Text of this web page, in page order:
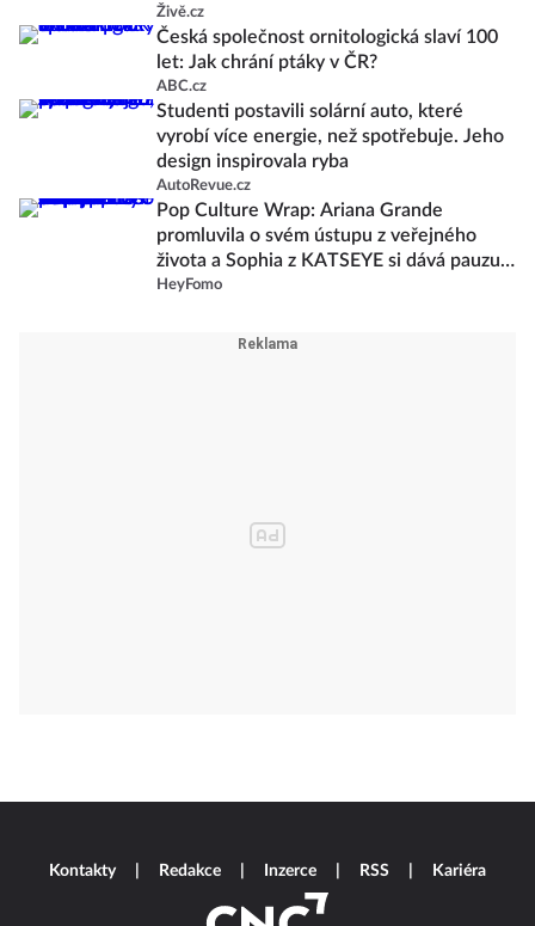
Živě.cz
Česká společnost ornitologická slaví 100
let: Jak chrání ptáky v ČR?
ABC.cz
Studenti postavili solární auto, které
vyrobí více energie, než spotřebuje. Jeho
design inspirovala ryba
AutoRevue.cz
Pop Culture Wrap: Ariana Grande
promluvila o svém ústupu z veřejného
života a Sophia z KATSEYE si dává pauzu
od skupiny
HeyFomo
Kontakty Redakce Inzerce RSS Kariéra